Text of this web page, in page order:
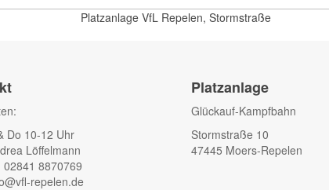
Platzanlage VfL Repelen, Stormstraße
Do 10-12 Uhr
Löffelmann
02841 8870769
repelen.de
Platzanlage
Glückauf-Kampfbahn
Stormstraße 10
47445 Moers-Repelen